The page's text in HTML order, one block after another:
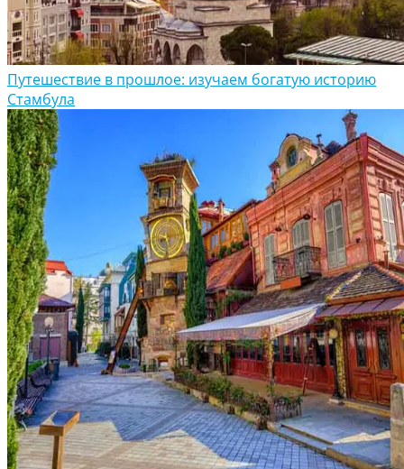
Путешествие в прошлое: изучаем богатую историю
Стамбула